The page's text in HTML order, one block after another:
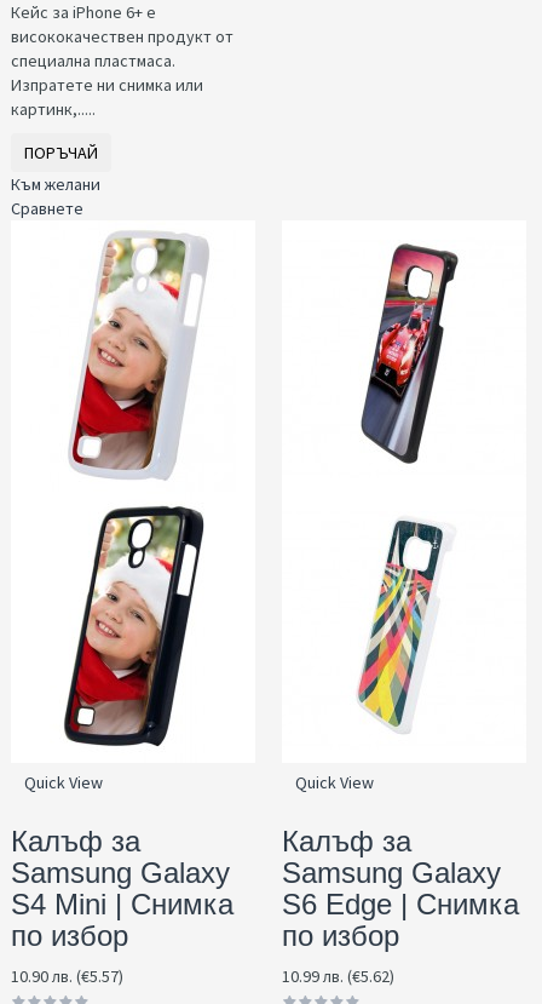
Кейс за iPhone 6+ е
висококачествен продукт от
специална пластмаса.
Изпратете ни снимка или
картинк,.....
ПОРЪЧАЙ
Към желани
Сравнете
Quick View
Калъф за
Samsung Galaxy
S4 Mini | Снимка
по избор
10.90 лв. (€5.57)
Quick View
Калъф за
Samsung Galaxy
S6 Edge | Снимка
по избор
10.99 лв. (€5.62)